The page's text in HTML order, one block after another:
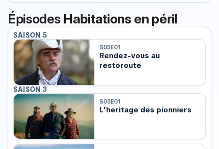
Épisodes Habitations en péril
SAISON 5
S05E01
Rendez-vous au
restoroute
SAISON 3
S03E01
L'heritage des pionniers